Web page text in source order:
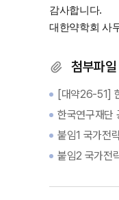
감사합니다.
대한약학회 사
첨부파일
[대약26-51]
한국연구재단
붙임1 국가전
붙임2 국가전